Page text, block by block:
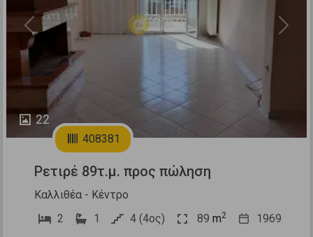
22
Previous Next
408381
Ρετιρέ 89τ.μ. προς πώληση
Καλλιθέα - Κέντρο
2
1 4 (4ος) 89 m2 1969